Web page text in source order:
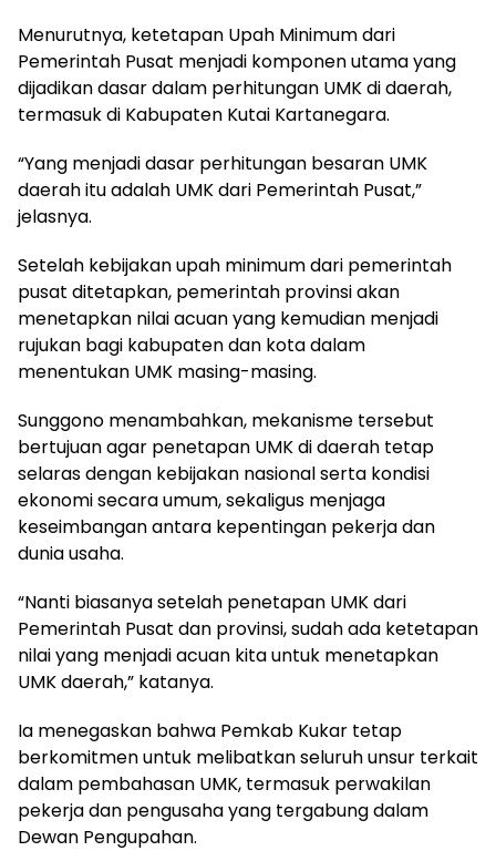
Menurutnya, ketetapan Upah Minimum dari
Pemerintah Pusat menjadi komponen utama yang
dijadikan dasar dalam perhitungan UMK di daerah,
termasuk di Kabupaten Kutai Kartanegara.
“Yang menjadi dasar perhitungan besaran UMK
daerah itu adalah UMK dari Pemerintah Pusat,”
jelasnya.
Setelah kebijakan upah minimum dari pemerintah
pusat ditetapkan, pemerintah provinsi akan
menetapkan nilai acuan yang kemudian menjadi
rujukan bagi kabupaten dan kota dalam
menentukan UMK masing-masing.
Sunggono menambahkan, mekanisme tersebut
bertujuan agar penetapan UMK di daerah tetap
selaras dengan kebijakan nasional serta kondisi
ekonomi secara umum, sekaligus menjaga
keseimbangan antara kepentingan pekerja dan
dunia usaha.
“Nanti biasanya setelah penetapan UMK dari
Pemerintah Pusat dan provinsi, sudah ada ketetapan
nilai yang menjadi acuan kita untuk menetapkan
UMK daerah,” katanya.
Ia menegaskan bahwa Pemkab Kukar tetap
berkomitmen untuk melibatkan seluruh unsur terkait
dalam pembahasan UMK, termasuk perwakilan
pekerja dan pengusaha yang tergabung dalam
Dewan Pengupahan.